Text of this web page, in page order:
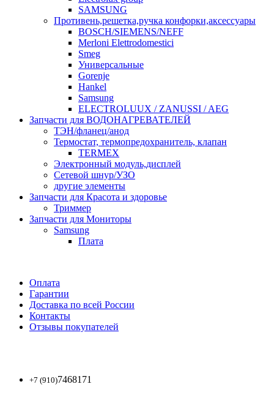
SAMSUNG
Противень,решетка,ручка конфорки,аксессуары
BOSCH/SIEMENS/NEFF
Merloni Elettrodomestici
Smeg
Универсальные
Gorenje
Hankel
Samsung
ELECTROLUUX / ZANUSSI / AEG
Запчасти для ВОДОНАГРЕВАТЕЛЕЙ
ТЭН/фланец/анод
Термостат, термопредохранитель, клапан
TERMEX
Электронный модуль,дисплей
Сетевой шнур/УЗО
другие элементы
Запчасти для Красота и здоровье
Триммер
Запчасти для Мониторы
Samsung
Плата
Оплата
Гарантии
Доставка по всей России
Контакты
Отзывы покупателей
+7 (910)7468171